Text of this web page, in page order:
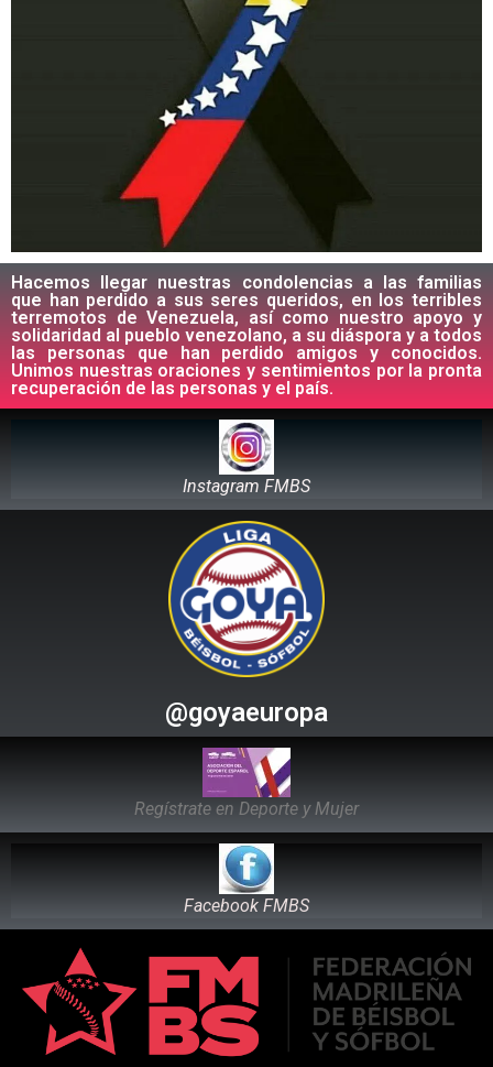
Hacemos llegar nuestras condolencias a las familias
que han perdido a sus seres queridos, en los terribles
terremotos de Venezuela, así como nuestro apoyo y
solidaridad al pueblo venezolano, a su diáspora y a todos
las personas que han perdido amigos y conocidos.
Unimos nuestras oraciones y sentimientos por la pronta
recuperación de las personas y el país.
Instagram FMBS
@goyaeuropa
Regístrate en Deporte y Mujer
Facebook FMBS